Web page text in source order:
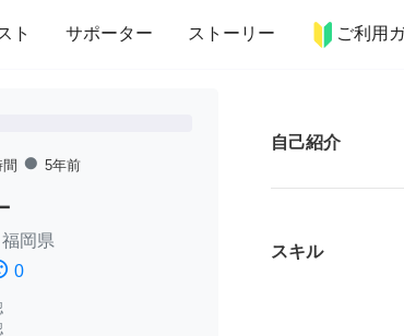
ト サポーター ストーリー ご利用
インテリア 趣味・習い事 ペット 料
fiber_manual_record 5年前
福岡県
0
自己紹介
スキル